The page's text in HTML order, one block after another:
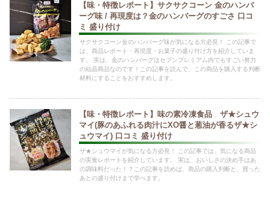
【味・特徴レポート】サクサクコーン 金のハンバ
ーグ味 / 再現度は？金のハンバーグのすごさ 口コ
ミ 盛り付け
サクサクコーン金のハンバーグ味が気になる方必見！ この記事で
は、商品レポート・再現度・お菓子の盛り付け方を紹介していま
す。 実は、金のハンバーグはセブンプレミアム内でもすごい努力
の結晶商品なのです！この記事を読んで、この商品を購入する判断
材料にすることをおすすめします。
【味・特徴レポート】味の素冷凍食品 ザ★シュウ
マイ(豚のあふれる肉汁にXO醤と葱油が香るザ★シ
ュウマイ) 口コミ 盛り付け
ザ★シュウマイが気になる方必見！ この記事では、気になる商品
の実食レポートを紹介しています。 実は、おいしさの決め手はあ
の調味料だった！？この記事を読めば、商品の購入判断と、買った
あとの盛り付けまで学べます。